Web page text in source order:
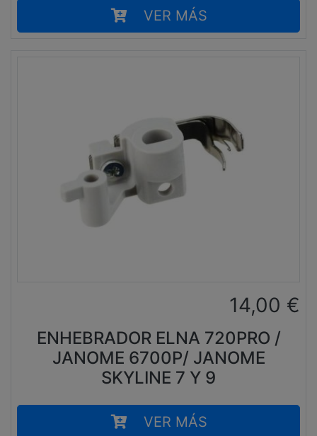
VER MÁS
14,00 €
ENHEBRADOR ELNA 720PRO /
JANOME 6700P/ JANOME
SKYLINE 7 Y 9
VER MÁS